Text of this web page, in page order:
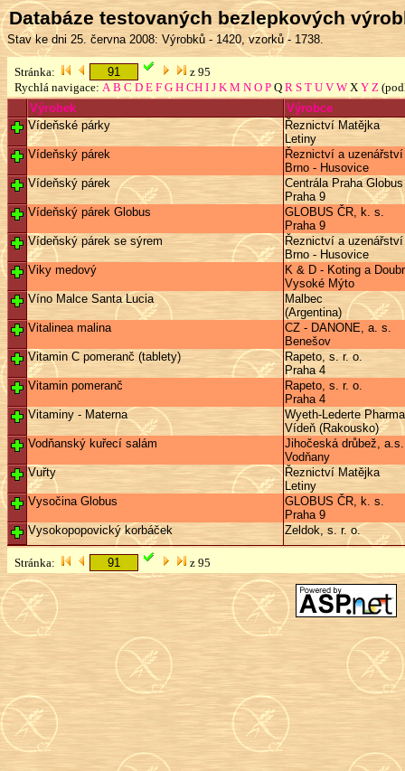
Databáze testovaných bezlepkových
Stav ke dni 25. června 2008: Výrobků - 1420, vzorků - 1738.
Stránka:
z 95
Rychlá navigace: A B C D E F G H CH I J K M N O P Q R S T U V W X Y Z
Výrobek
Výrobce
Vídeňské párky
Řeznictví Matějka
Letiny
Vídeňský párek
Řeznictví a
Brno - Husovice
Vídeňský párek
Centrála Praha
Praha 9
Vídeňský párek Globus
GLOBUS ČR, k. s.
Praha 9
Vídeňský párek se sýrem
Řeznictví a
Brno - Husovice
Viky medový
K & D - Koting a
Vysoké Mýto
Víno Malce Santa Lucia
Malbec
(Argentina)
Vitalinea malina
CZ - DANONE, a. s.
Benešov
Vitamin C pomeranč (tablety)
Rapeto, s. r. o.
Praha 4
Vitamin pomeranč
Rapeto, s. r. o.
Praha 4
Vitaminy - Materna
Wyeth-Lederte
Vídeň (Rakousko)
Vodňanský kuřecí salám
Jihočeská drůbež, a.s.
Vodňany
Vuřty
Řeznictví Matějka
Letiny
Vysočina Globus
GLOBUS ČR, k. s.
Praha 9
Vysokopopovický korbáček
Zeldok, s. r. o.
Stránka: z 95